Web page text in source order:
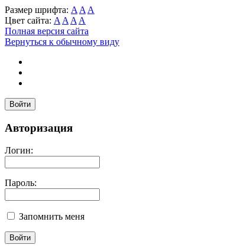
Размер шрифта: A A A
Цвет сайта: A A A A
Полная версия сайта
Вернуться к обычному виду
Войти
Авторизация
Логин:
Пароль:
Запомнить меня